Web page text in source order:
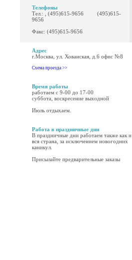
Телефоны
Тел.: , (495)615-9656 (495)615-
9656
Факс: (495)615-9656
Адрес
г.Москва, ул. Хованская, д.6 офис №8
Схема проезда >>
Время работы
работаем с 9-00 до 17-00
суббота, воскресение выходной
Июль отдыхаем.
Работа в праздничные дни
В праздничные дни работаем также как и
вся страна, за исключением новогодних
каникул.
Присылайте предварительные заказы